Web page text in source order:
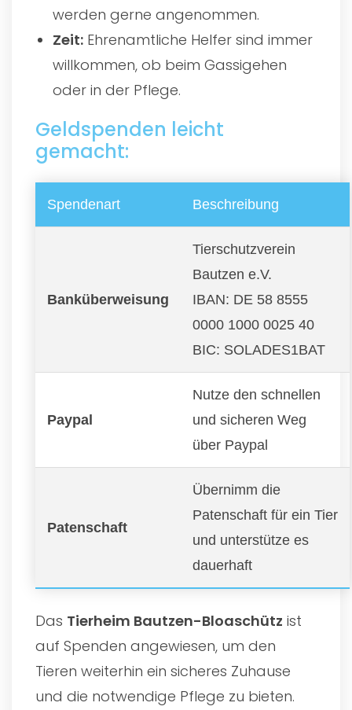
werden gerne angenommen.
Zeit: Ehrenamtliche Helfer sind immer
willkommen, ob beim Gassigehen
oder in der Pflege.
Geldspenden leicht
gemacht:
Spendenart Beschreibung
Banküberweisung
Tierschutzverein
Bautzen e.V.
IBAN: DE 58 8555
0000 1000 0025 40
BIC: SOLADES1BAT
Paypal
Nutze den schnellen
und sicheren Weg
über Paypal
Patenschaft
Übernimm die
Patenschaft für ein Tier
und unterstütze es
dauerhaft
Das Tierheim Bautzen-Bloaschütz ist
auf Spenden angewiesen, um den
Tieren weiterhin ein sicheres Zuhause
und die notwendige Pflege zu bieten.